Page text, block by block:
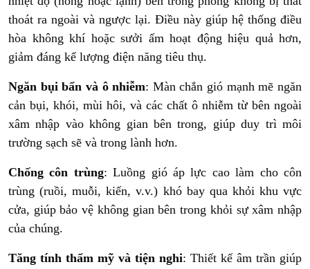
thoát ra ngoài và ngược lại. Điều này giúp hệ thống điều
hòa không khí hoặc sưởi ấm hoạt động hiệu quả hơn,
giảm đáng kể lượng điện năng tiêu thụ.
Ngăn bụi bẩn và ô nhiễm: Màn chắn gió mạnh mẽ ngăn
cản bụi, khói, mùi hôi, và các chất ô nhiễm từ bên ngoài
xâm nhập vào không gian bên trong, giúp duy trì môi
trường sạch sẽ và trong lành hơn.
Chống côn trùng: Luồng gió áp lực cao làm cho côn
trùng (ruồi, muỗi, kiến, v.v.) khó bay qua khỏi khu vực
cửa, giúp bảo vệ không gian bên trong khỏi sự xâm nhập
của chúng.
Tăng tính thẩm mỹ và tiện nghi: Thiết kế âm trần giúp